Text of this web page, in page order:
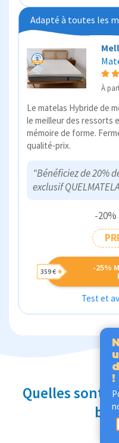
Adapté à toutes les
À
Le matelas Hybride de
le meilleur des ressorts
mémoire de forme.
qualité-prix.
"Bénéficiez de 20%
exclusif
-
-25%
359 €
Test et
Quelles sont
!